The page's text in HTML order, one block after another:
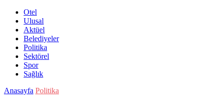
Otel
Ulusal
Aktüel
Belediyeler
Politika
Sektörel
Spor
Sağlık
Anasayfa Politika